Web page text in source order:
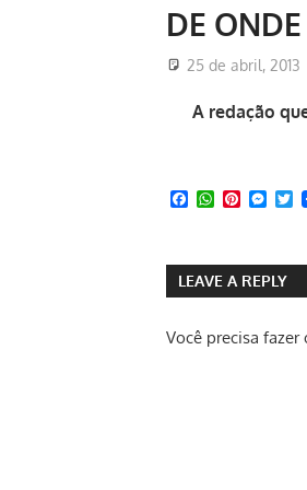
DE
25 de abril, 2013
A redação
Facebook
WhatsApp
LEAVE A REPLY
Você precisa fazer